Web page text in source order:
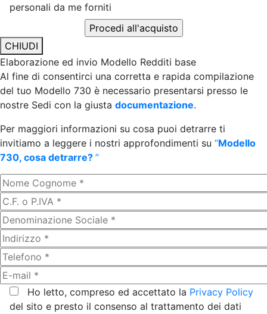
personali da me forniti
CHIUDI
Elaborazione ed invio Modello Redditi base
Al fine di consentirci una corretta e rapida compilazione
del tuo Modello 730 è necessario presentarsi presso le
nostre Sedi con la giusta documentazione.
Per maggiori informazioni su cosa puoi detrarre ti
invitiamo a leggere i nostri approfondimenti su “Modello
730, cosa detrarre? ”
Ho letto, compreso ed accettato la Privacy Policy
del sito e presto il consenso al trattamento dei dati